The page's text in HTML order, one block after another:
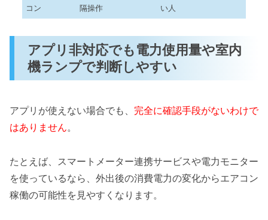
コン
隔操作
い人
アプリ非対応でも電力使用量や室内
機ランプで判断しやすい
アプリが使えない場合でも、 完全に確認手段がないわけで
はありません。
たとえば、スマートメーター連携サービスや電力モニター
を使っているなら、外出後の消費電力の変化からエアコン
稼働の可能性を見やすくなります。